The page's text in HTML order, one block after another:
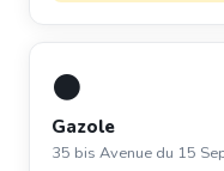
⚫
Gazole
35 bis Avenue du 15